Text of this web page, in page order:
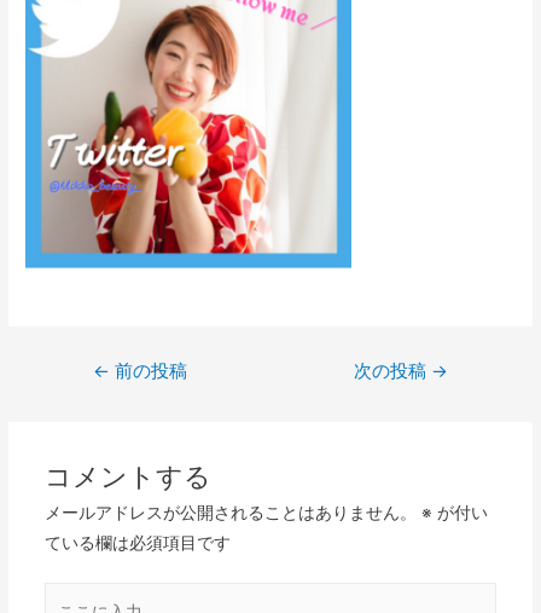
← 前の投稿 次の投稿 →
コメントする
メールアドレスが公開されることはありません。 ※ が付い
ている欄は必須項目です